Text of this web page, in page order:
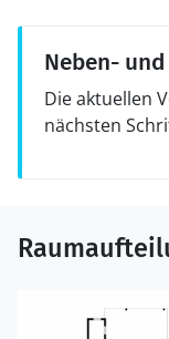
Neben-
Die aktuellen
nächsten